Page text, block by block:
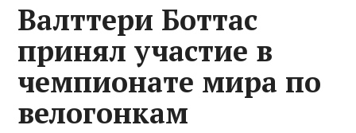
Валттери Боттас
принял участие в
чемпионате мира по
велогонкам